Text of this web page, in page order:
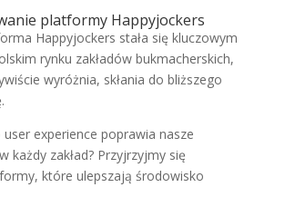
platformy Happyjockers
Happyjockers stała się kluczowym
rynku zakładów bukmacherskich,
wyróżnia, skłania do bliższego
experience poprawia nasze
każdy zakład? Przyjrzyjmy się
które ulepszają środowisko